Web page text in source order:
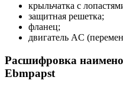
крыльчатка с
защитная решетка;
фланец;
двигатель AC
Расшифровка
Ebmpapst